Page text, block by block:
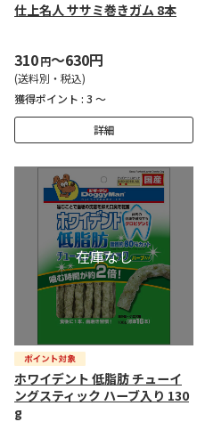
仕上名人 ササミ巻きガム 8本
310円～630円
(送料別・税込)
獲得ポイント : 3 ～
詳細
ホワイデント 低脂肪 チューイ
ングスティック ハーブ入り 130
g